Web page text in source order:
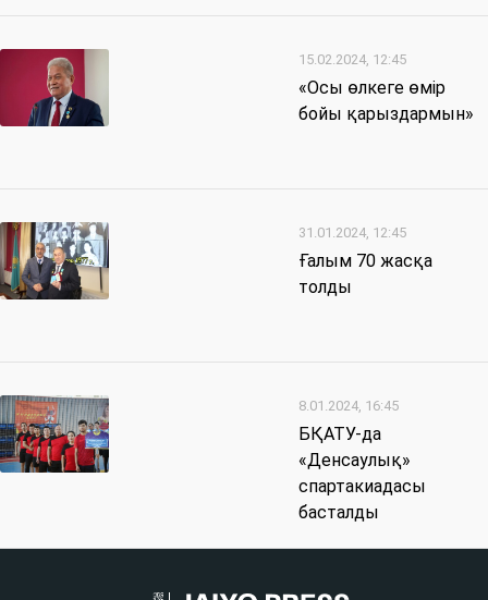
15.02.2024, 12:45
«Осы өлкеге өмір
бойы қарыздармын»
31.01.2024, 12:45
Ғалым 70 жасқа
толды
8.01.2024, 16:45
БҚАТУ-да
«Денсаулық»
спартакиадасы
басталды